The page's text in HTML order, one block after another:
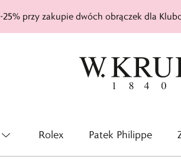
-25% przy zakupie dwóch obrączek dla
Rolex Patek Philippe